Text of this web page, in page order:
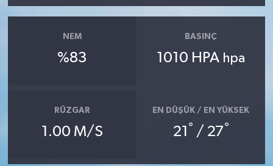
NEM
%83
BASINÇ
1010 HPA hpa
RÜZGAR
1.00 M/S
EN DÜŞÜK / EN YÜKSEK
21 ° / 27°